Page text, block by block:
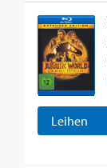
Leihen